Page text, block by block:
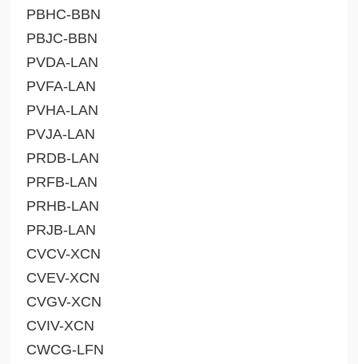
PBHC-BBN
PBJC-BBN
PVDA-LAN
PVFA-LAN
PVHA-LAN
PVJA-LAN
PRDB-LAN
PRFB-LAN
PRHB-LAN
PRJB-LAN
CVCV-XCN
CVEV-XCN
CVGV-XCN
CVIV-XCN
CWCG-LFN